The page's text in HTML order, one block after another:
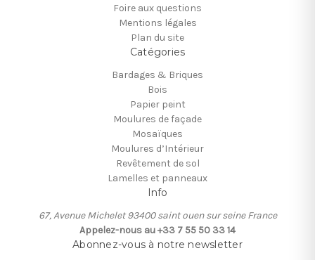
Foire aux questions
Mentions légales
Plan du site
Catégories
Bardages & Briques
Bois
Papier peint
Moulures de façade
Mosaïques
Moulures d’Intérieur
Revêtement de sol
Lamelles et panneaux
Info
67, Avenue Michelet 93400 saint ouen sur seine France
Appelez-nous au +33 7 55 50 33 14
Abonnez-vous à notre newsletter